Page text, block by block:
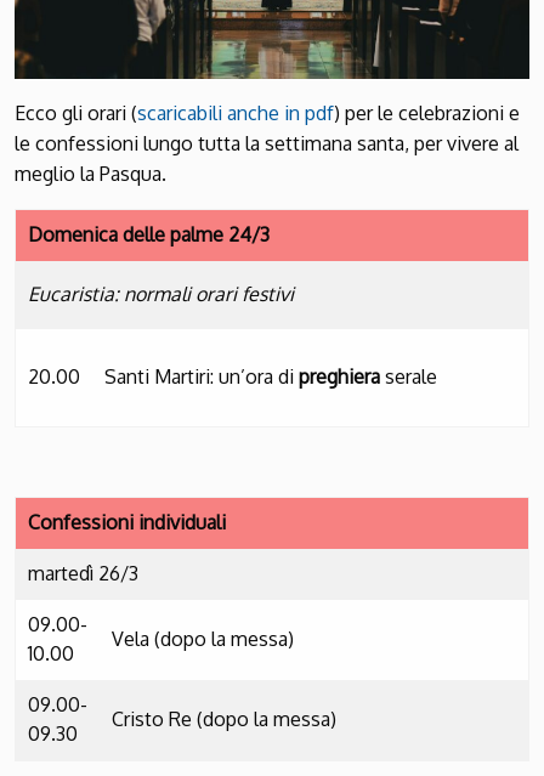
Ecco gli orari (scaricabili anche in pdf) per le celebrazioni e
le confessioni lungo tutta la settimana santa, per vivere al
meglio la Pasqua.
Domenica delle palme 24/3
Eucaristia: normali orari festivi
20.00 Santi Martiri: un’ora di preghiera serale
Confessioni individuali
martedì 26/3
09.00-
10.00
Vela (dopo la messa)
09.00-
09.30
Cristo Re (dopo la messa)